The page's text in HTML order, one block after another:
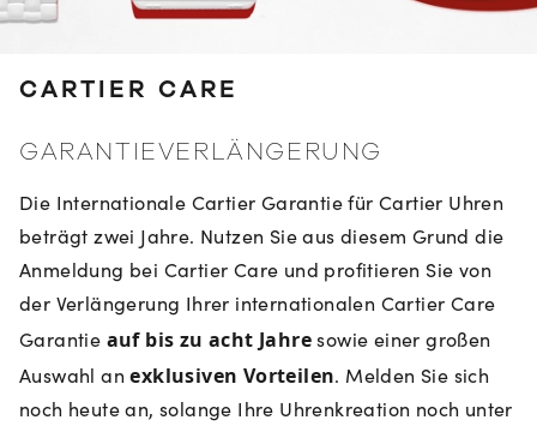
CARTIER CARE
GARANTIEVERLÄNGERUNG
Die Internationale Cartier Garantie für Cartier Uhren
beträgt zwei Jahre. Nutzen Sie aus diesem Grund die
Anmeldung bei Cartier Care und profitieren Sie von
der Verlängerung Ihrer internationalen Cartier Care
Garantie auf bis zu acht Jahre sowie einer großen
Auswahl an exklusiven Vorteilen. Melden Sie sich
noch heute an, solange Ihre Uhrenkreation noch unter